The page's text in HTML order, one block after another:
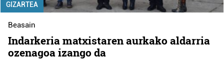
GIZARTEA
Beasain
Indarkeria matxistaren aurkako aldarria
ozenagoa izango da